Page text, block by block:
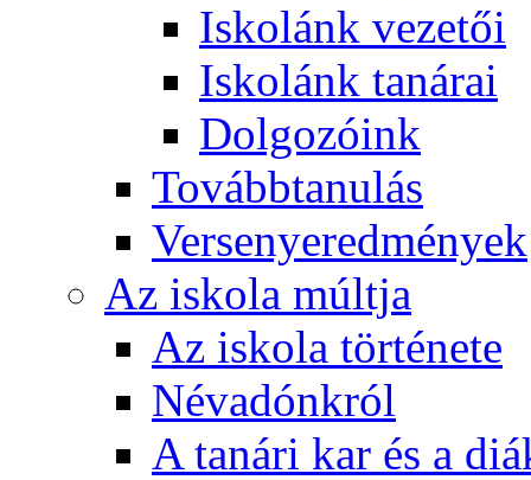
Iskolánk vezetői
Iskolánk tanárai
Dolgozóink
Továbbtanulás
Versenyeredmények
Az iskola múltja
Az iskola története
Névadónkról
A tanári kar és a